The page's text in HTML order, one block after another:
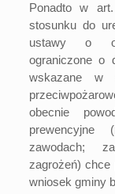
Ponadto w
stosunku do
ustawy o
ograniczone o
wskazane
obecnie
prewencyjne
zawodach;
zagrożeń)
wniosek gminy